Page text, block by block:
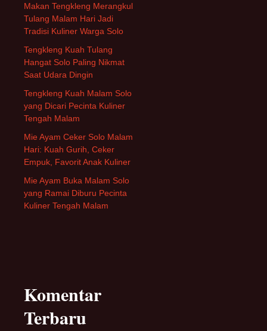
Makan Tengkleng Merangkul
Tulang Malam Hari Jadi
Tradisi Kuliner Warga Solo
Tengkleng Kuah Tulang
Hangat Solo Paling Nikmat
Saat Udara Dingin
Tengkleng Kuah Malam Solo
yang Dicari Pecinta Kuliner
Tengah Malam
Mie Ayam Ceker Solo Malam
Hari: Kuah Gurih, Ceker
Empuk, Favorit Anak Kuliner
Mie Ayam Buka Malam Solo
yang Ramai Diburu Pecinta
Kuliner Tengah Malam
Komentar
Terbaru